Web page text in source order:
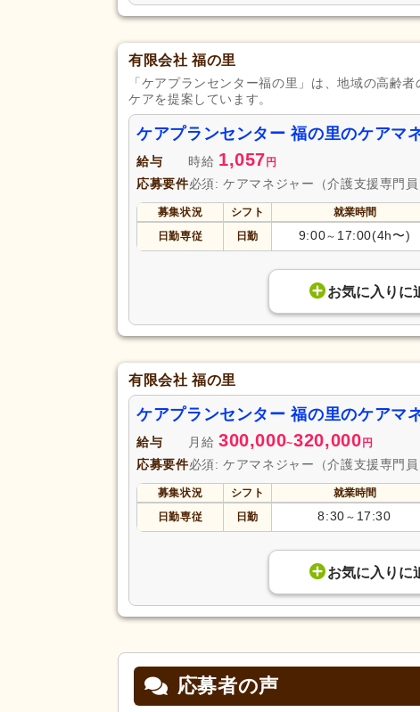
有限会社 福の里
「ケアプランセンター福の里」は、地域の高齢
ケアを提案しています。
ケアプランセンター 福の里のケアマ
給与 時給 1,057 円
応募要件必須: ケアマネジャー（介護支援専門
募集状況 シフト 就業時間
日勤専従
日勤 9:00～ 17:00(4h〜)
お気に入り に
有限会社 福の里
ケアプランセンター 福の里のケアマ
給与 月給 300,000~320,000 円
応募要件必須: ケアマネジャー（介護支援専門員
募集状況 シフト 就業時間
日勤専従
日勤 8:30 ～ 17:30
お気に入り に
応募者の声